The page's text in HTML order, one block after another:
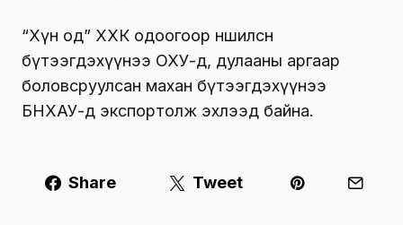
“Хүн од” ХХК одоогоор нөөшилсөн
бүтээгдэхүүнээ ОХУ-д, дулааны аргаар
боловсруулсан махан бүтээгдэхүүнээ
БНХАУ-д экспортолж эхлээд байна.
Share Tweet